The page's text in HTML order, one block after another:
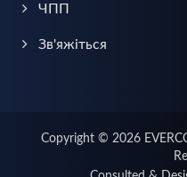
ЧПП
Зв'яжіться
Copyright © 2026